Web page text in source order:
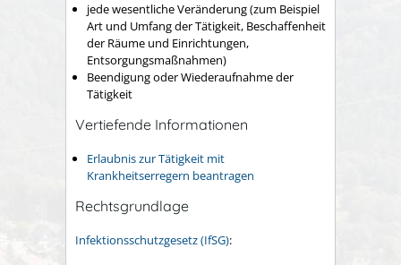
jede wesentliche Veränderung (zum Beispiel
Art und Umfang der Tätigkeit, Beschaffenheit
der Räume und Einrichtungen,
Entsorgungsmaßnahmen)
Beendigung oder Wiederaufnahme der
Tätigkeit
Vertiefende Informationen
Erlaubnis zur Tätigkeit mit
Krankheitserregern beantragen
Rechtsgrundlage
Infektionsschutzgesetz (IfSG):